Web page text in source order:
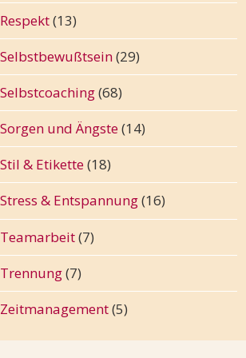
Respekt(13)
Selbstbewußtsein(29)
Selbstcoaching(68)
Sorgen und Ängste(14)
Stil & Etikette(18)
Stress & Entspannung(16)
Teamarbeit(7)
Trennung(7)
Zeitmanagement(5)